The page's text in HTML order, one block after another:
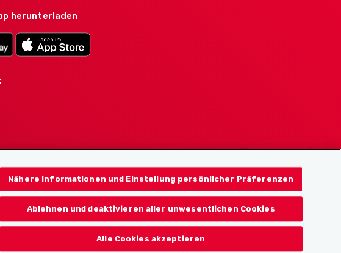
herunterladen
Nähere Informationen und Einstellung persönlicher Präferenzen
Ablehnen und deaktivieren aller unwesentlichen Cookies
Alle Cookies akzeptieren